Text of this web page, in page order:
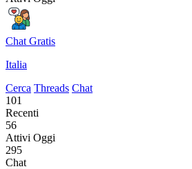
Chat Gratis
Italia
Cerca Threads Chat
101
Recenti
56
Attivi Oggi
295
Chat